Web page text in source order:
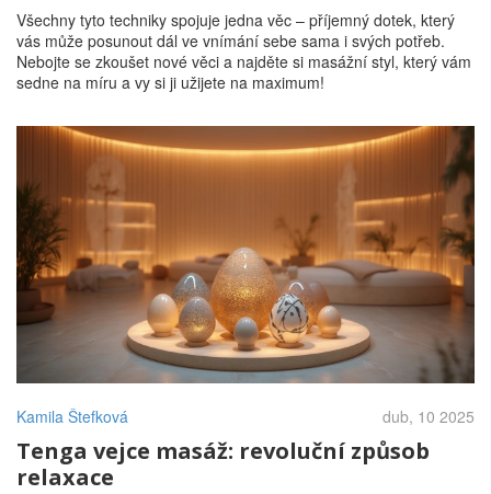
Všechny tyto techniky spojuje jedna věc – příjemný dotek, který
vás může posunout dál ve vnímání sebe sama i svých potřeb.
Nebojte se zkoušet nové věci a najděte si masážní styl, který vám
sedne na míru a vy si ji užijete na maximum!
Kamila Štefková dub, 10 2025
Tenga vejce masáž: revoluční způsob
relaxace